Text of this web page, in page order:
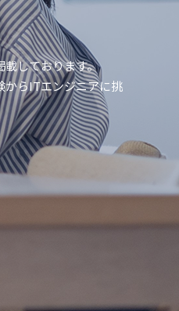
載しております。
からITエンジニアに挑